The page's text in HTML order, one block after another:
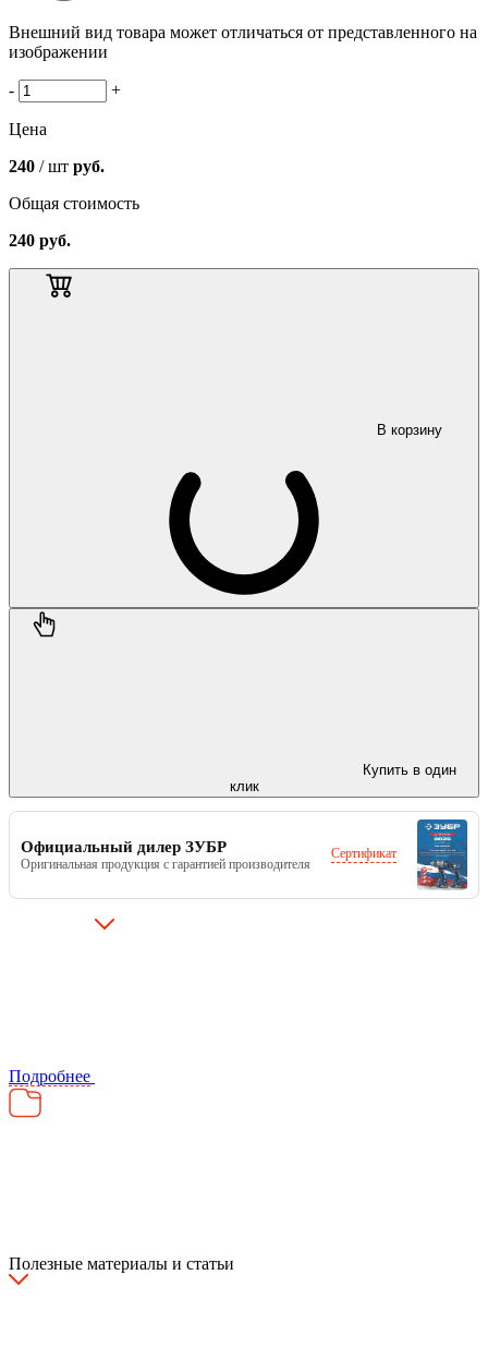
Внешний вид товара может отличаться от представленного на
изображении
- +
Цена
240 / шт руб.
Общая стоимость
240 руб.
В корзину
Купить в один
клик
Официальный дилер ЗУБР
Оригинальная продукция с гарантией производителя
Сертификат
Подробнее
Полезные материалы и статьи